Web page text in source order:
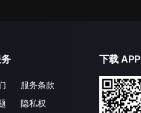
服务条款
隐私权
下载 APP